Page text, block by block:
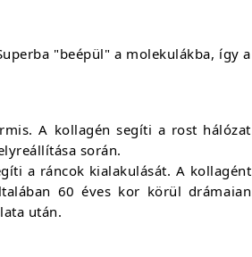
"beépül" a molekulákba, így a
A kollagén segíti a rost hálózat
során.
a ráncok kialakulását. A kollagént
60 éves kor körül drámaian
után.